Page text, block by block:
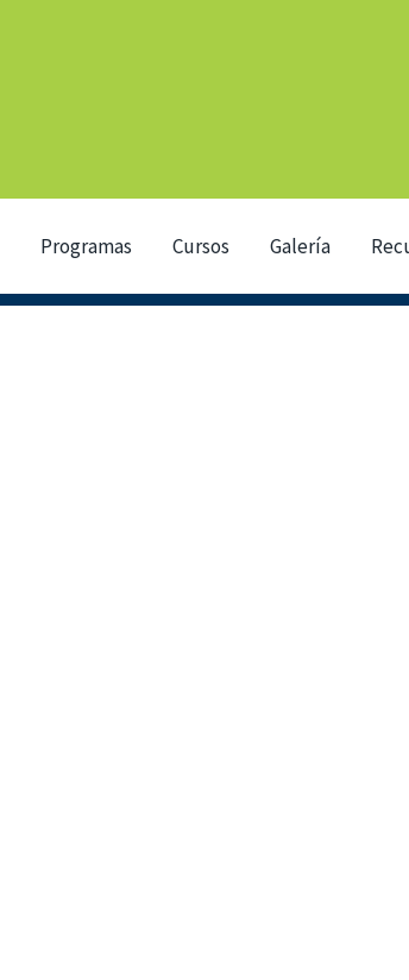
Programas Cursos Galería